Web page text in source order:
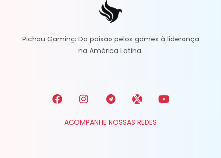
Pichau Gaming: Da paixão pelos games à liderança
na América Latina.
ACOMPANHE NOSSAS REDES